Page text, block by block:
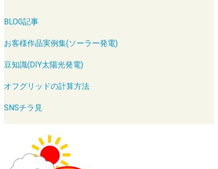
BLOG記事
お客様作品実例集(ソーラー発電)
豆知識(DIY太陽光発電)
オフグリッドの計算方法
SNSチラ見